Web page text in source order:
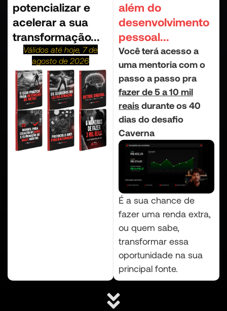
potencializar e
acelerar a sua
transformação...
Válidos até hoje, 7 de
agosto de 2026
além do
desenvolvimento
pessoal...
Você terá acesso a
uma mentoria com o
passo a passo pra
fazer de 5 a 10 mil
reais durante os 40
dias do desafio
Caverna
É a sua chance de
fazer uma renda extra,
ou quem sabe,
transformar essa
oportunidade na sua
principal fonte.